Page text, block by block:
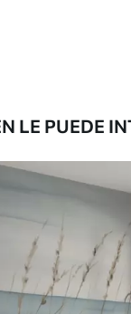
$/m²
LE PUEDE